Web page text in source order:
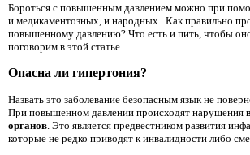
Бороться с повышенным давлением можно при
и медикаментозных, и народных. Как правильно
повышенному давлению? Что есть и пить, чтобы
поговорим в этой статье.
Опасна ли гипертония?
Назвать это заболевание безопасным язык не
При повышенном давлении происходят нарушения
органов . Это является предвестником развития
которые не редко приводят к инвалидности либо